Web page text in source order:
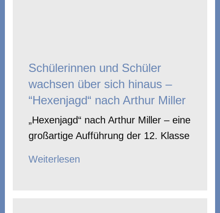
Schülerinnen und Schüler
wachsen über sich hinaus –
“Hexenjagd“ nach Arthur Miller
„Hexenjagd“ nach Arthur Miller – eine
großartige Aufführung der 12. Klasse
Weiterlesen